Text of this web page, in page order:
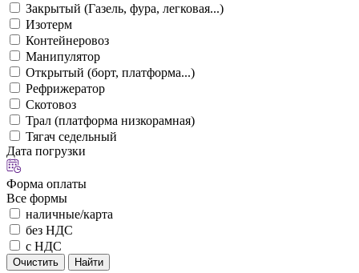
Закрытый (Газель, фура, легковая...)
Изотерм
Контейнеровоз
Манипулятор
Открытый (борт, платформа...)
Рефрижератор
Скотовоз
Трал (платформа низкорамная)
Тягач седельный
Дата погрузки
Форма оплаты
Все формы
наличные/карта
без НДС
с НДС
Очистить Найти